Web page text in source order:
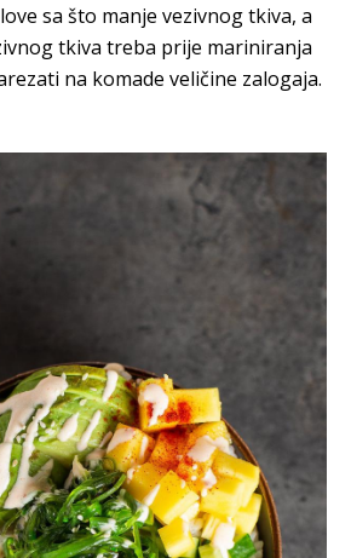
sa što manje vezivnog tkiva, a
tkiva treba prije mariniranja
na komade veličine zalogaja.